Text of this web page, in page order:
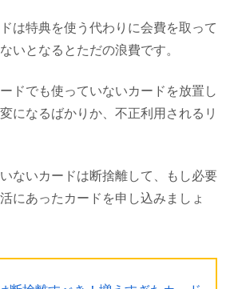
は特典を使う代わりに会費を取って
いとなるとただの浪費です。
ドでも使っていないカードを放置し
になるばかりか、不正利用されるリ
ないカードは断捨離して、もし必要
にあったカードを申し込みましょ